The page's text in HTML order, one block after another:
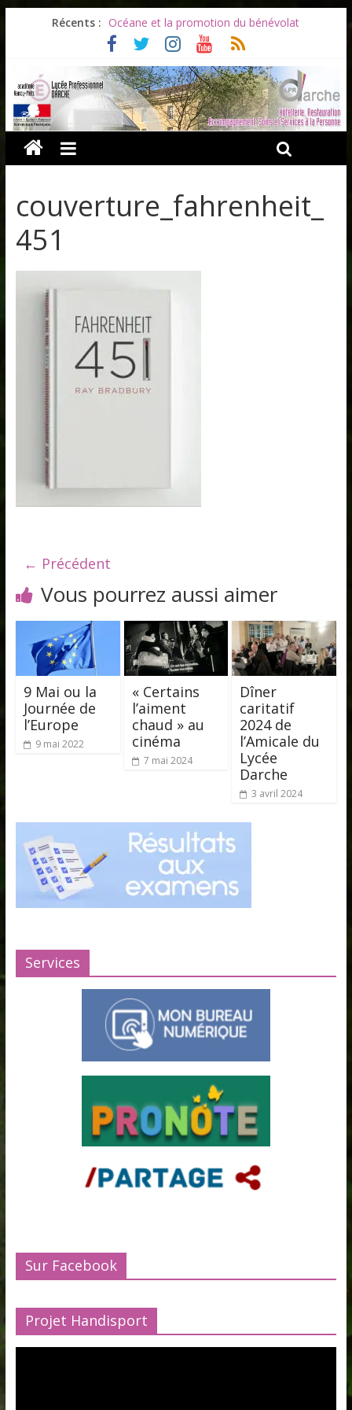
Récents :
Les ULiS en haut du podium
Océane et la promotion du bénévolat
Bonnes vacances à tous !
Infos rentrée septembre 2026
Soirée d’adieux au Lycée Darche
couverture_fahrenheit_
451
← Précédent
Vous pourrez aussi aimer
9 Mai ou la
Journée de
l’Europe
9 mai 2022
« Certains
l’aiment
chaud » au
cinéma
7 mai 2024
Dîner
caritatif
2024 de
l’Amicale du
Lycée
Darche
3 avril 2024
Services
Sur Facebook
Projet Handisport